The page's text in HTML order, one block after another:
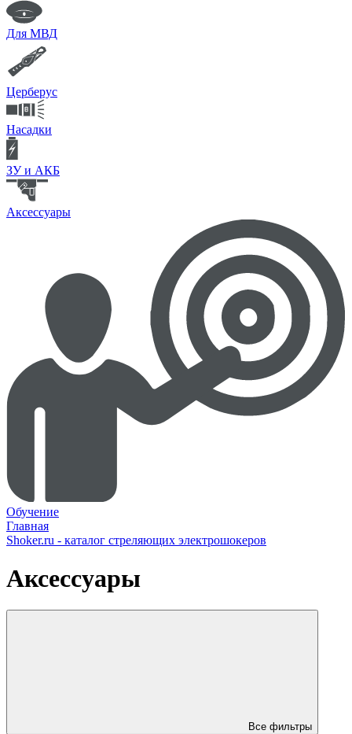
Для МВД
Церберус
Насадки
ЗУ и АКБ
Аксессуары
Обучение
Главная
Shoker.ru - каталог стреляющих электрошокеров
Аксессуары
Все фильтры